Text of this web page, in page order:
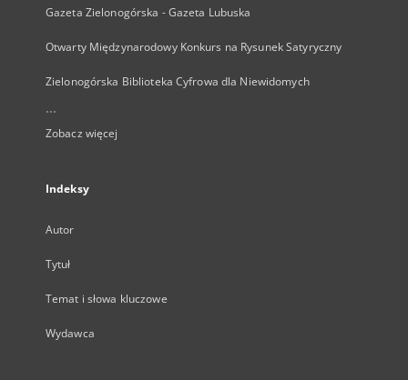
Gazeta Zielonogórska - Gazeta Lubuska
Otwarty Międzynarodowy Konkurs na Rysunek Satyryczny
Zielonogórska Biblioteka Cyfrowa dla Niewidomych
...
Zobacz więcej
Indeksy
Autor
Tytuł
Temat i słowa kluczowe
Wydawca